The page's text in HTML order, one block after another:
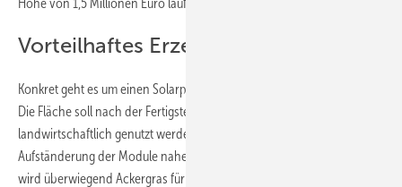
Vorteilhaftes Erzeugungsprofil
Konkret geht es um einen Solarpark auf einer Fläche von 15,8 Hektar.
Die Fläche soll nach der Fertigstellung des Projekts weiterhin
landwirtschaftlich genutzt werden. Dies gelingt durch die vertikale
Aufständerung der Module nahezu uneingeschränkt. Auf den Flächen
wird überwiegend Ackergras für einen ortsansässigen Pferdehof